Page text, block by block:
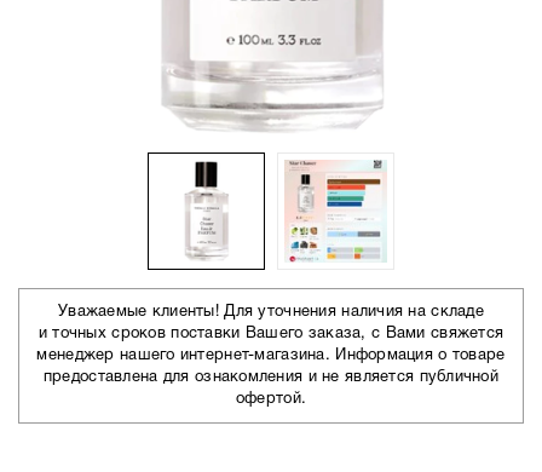
Уважаемые клиенты! Для уточнения наличия на складе
и точных сроков поставки Вашего заказа, с Вами свяжется
менеджер нашего интернет-магазина. Информация о товаре
предоставлена для ознакомления и не является публичной
офертой.